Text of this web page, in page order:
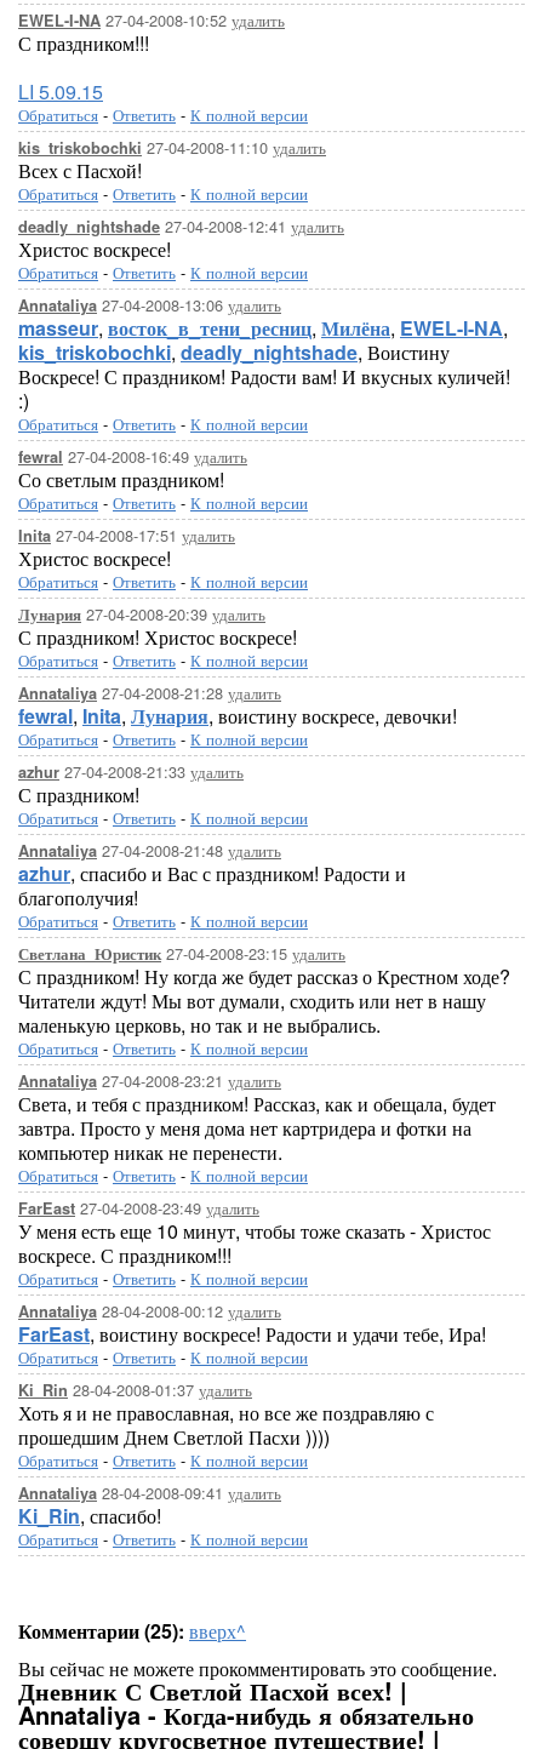
EWEL-I-NA 27-04-2008-10:52 удалить
С праздником!!!
LI 5.09.15
Обратиться - Ответить - К полной версии
kis_triskobochki 27-04-2008-11:10 удалить
Всех с Пасхой!
Обратиться - Ответить - К полной версии
deadly_nightshade 27-04-2008-12:41 удалить
Христос воскресе!
Обратиться - Ответить - К полной версии
Annataliya 27-04-2008-13:06 удалить
masseur, восток_в_тени_ресниц, Милёна, EWEL-I-NA,
kis_triskobochki, deadly_nightshade, Воистину
Воскресе! С праздником! Радости вам! И вкусных куличей!
:)
Обратиться - Ответить - К полной версии
fewral 27-04-2008-16:49 удалить
Со светлым праздником!
Обратиться - Ответить - К полной версии
Inita 27-04-2008-17:51 удалить
Христос воскресе!
Обратиться - Ответить - К полной версии
Лунария 27-04-2008-20:39 удалить
С праздником! Христос воскресе!
Обратиться - Ответить - К полной версии
Annataliya 27-04-2008-21:28 удалить
fewral, Inita, Лунария, воистину воскресе, девочки!
Обратиться - Ответить - К полной версии
azhur 27-04-2008-21:33 удалить
С праздником!
Обратиться - Ответить - К полной версии
Annataliya 27-04-2008-21:48 удалить
azhur, спасибо и Вас с праздником! Радости и
благополучия!
Обратиться - Ответить - К полной версии
Светлана_Юристик27-04-2008-23:15 удалить
С праздником! Ну когда же будет рассказ о Крестном ходе?
Читатели ждут! Мы вот думали, сходить или нет в нашу
маленькую церковь, но так и не выбрались.
Обратиться - Ответить - К полной версии
Annataliya 27-04-2008-23:21 удалить
Света, и тебя с праздником! Рассказ, как и обещала, будет
завтра. Просто у меня дома нет картридера и фотки на
компьютер никак не перенести.
Обратиться - Ответить - К полной версии
FarEast 27-04-2008-23:49 удалить
У меня есть еще 10 минут, чтобы тоже сказать - Христос
воскресе. С праздником!!!
Обратиться - Ответить - К полной версии
Annataliya 28-04-2008-00:12 удалить
FarEast, воистину воскресе! Радости и удачи тебе, Ира!
Обратиться - Ответить - К полной версии
Ki_Rin 28-04-2008-01:37 удалить
Хоть я и не православная, но все же поздравляю с
прошедшим Днем Светлой Пасхи ))))
Обратиться - Ответить - К полной версии
Annataliya 28-04-2008-09:41 удалить
Ki_Rin, спасибо!
Обратиться - Ответить - К полной версии
Комментарии (25): вверх^
Вы сейчас не можете прокомментировать это сообщение.
Дневник С Светлой Пасхой всех! |
Annataliya - Когда-нибудь я обязательно
совершу кругосветное путешествие! |